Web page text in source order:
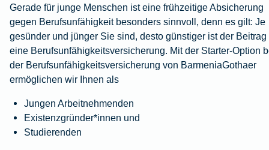
Gerade für junge Menschen ist eine frühzeitige Absicherung
gegen Berufsunfähigkeit besonders sinnvoll, denn es gilt: Je
gesünder und jünger Sie sind, desto günstiger ist der Beitrag
eine Berufsunfähigkeitsversicherung. Mit der Starter-Option
der Berufsunfähigkeitsversicherung von BarmeniaGothaer
ermöglichen wir Ihnen als
Jungen Arbeitnehmenden
Existenzgründer*innen und
Studierenden